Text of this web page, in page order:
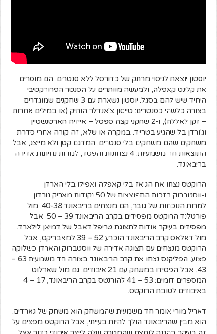
יוסטון יוצאת לניסוי מרתק של כדורסל ללא סנטרים. הם מוסרים
את קלינט קאפלה, ולמעשה מוותרים על הסנטר הפרודקטיבי
היחיד שיש להם בסגל. יוסטון נשארת עם 3 שחקנים שמוגדרים
בצורה כלשהי כסנטרים: טייסון צ'אנדלר הותיק (או במילים אחרות
– זקן לאללה), ו-2 שחקני קצה ספסל – אייזיה הארטנשטיין
וג'ורדן בל שהגיע בטרייד. במקרה או שלא, זה קורה אחרי סדרת
משחקים שהם משחקים בלי סנטרים. המדגם קטן ולא מייצג, אבל
התוצאות חד משמעיות: 4 נצחונות והפסד, למרות נחיתות אדירה
בריבאונד.
הרוקטס נצחו את הג'אז בלי קאפלה ואפילו בלי הארדן
ו-ווסטברוק בזכות התפוצצות של 50 נקודות מאריק גורדון.
למרות הנוכחות של גובר, הם מנצחים בריבאונד 40-38. מול
פורטלנד הרוקטס מפסידים בקרב הריבאונד 39 – 50, אבל
מפסידים בעיקר אודות לתצוגת טריפל דאבל של דמיאן לילארד.
מול דאלאס קרב הריבאונד הוכרע 52 – 39 למאבריקס, אבל
הרוקטס מנצחים עם תצוגה אדירה של ווסטברוק והארדן כשלוקה
פצוע. הפליקנס נצחו את קרב הריבאונד בצורה חד משמעית 63 –
43, אבל הפסידו במשחק עם 21 איבודים. גם מול שארלוט
המספרים דומים: 53 – 41 להורנטס בקרב הריבאונד, 17 – 4
באיבודים לטובת הרוקטס.
דאריל מורי אומר חד משמעית שהמשחק הוא משחק של גארדים.
הוא מבין שהריבאונד הולך להיות בעייתי, אבל הרוקטס מפצים על